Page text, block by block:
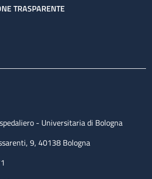
TRASPARENTE
- Universitaria di Bologna
9, 40138 Bologna